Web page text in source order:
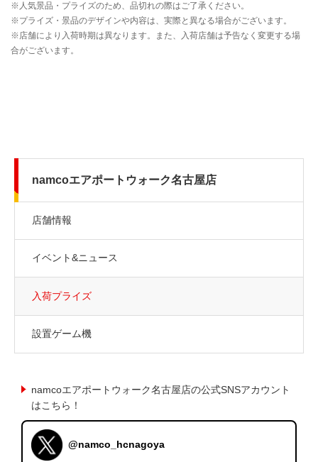
namcoエアポートウォーク名古屋店
店舗情報
イベント&ニュース
入荷プライズ
設置ゲーム機
namcoエアポートウォーク名古屋店の公式SNSアカウント
はこちら！
@namco_hcnagoya